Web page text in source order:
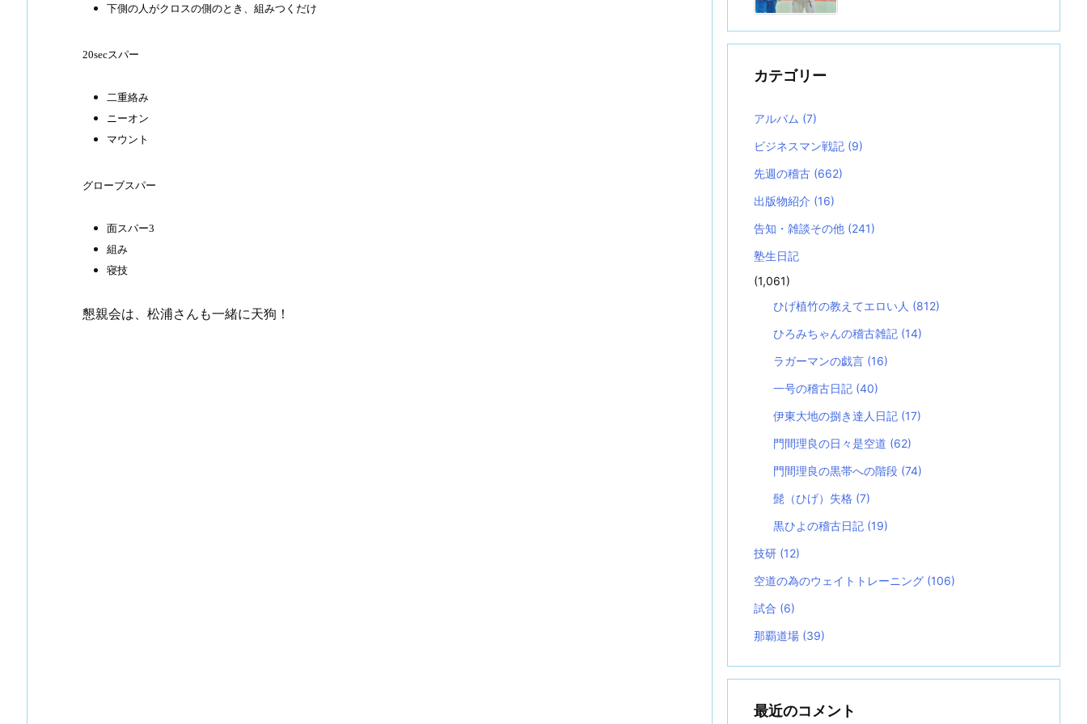
下側の人がクロスの側のとき、組みつくだけ
20secスパー
二重絡み
ニーオン
マウント
グローブスパー
面スパー3
組み
寝技
懇親会は、松浦さんも一緒に天狗！
カテゴリー
アルバム (7)
ビジネスマン戦記 (9)
先週の稽古 (662)
出版物紹介 (16)
告知・雑談その他 (241)
塾生日記
(1,061)
ひげ植竹の教えてエロい人 (812)
ひろみちゃんの稽古雑記 (14)
ラガーマンの戯言 (16)
一号の稽古日記 (40)
伊東大地の捌き達人日記 (17)
門間理良の日々是空道 (62)
門間理良の黒帯への階段 (74)
髭（ひげ）失格 (7)
黒ひよの稽古日記 (19)
技研 (12)
空道の為のウェイトトレーニング (106)
試合 (6)
那覇道場 (39)
最近のコメント